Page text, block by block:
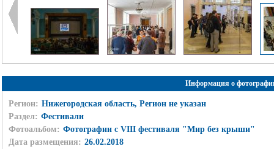
Информация о
Регион: Нижегородская область, Регион не указан
Раздел: Фестивали
Фотоальбом: Фотографии с VIII фестиваля "Мир без крыши"
Дата размещения: 26.02.2018